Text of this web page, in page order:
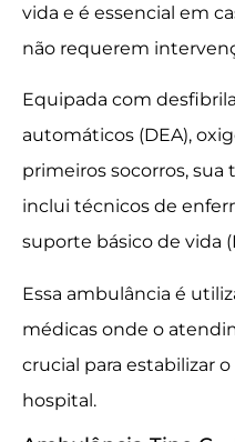
vida e é essencial em
não requerem
Equipada com
automáticos (DEA),
primeiros socorros,
inclui técnicos de
suporte básico de vida
Essa ambulância é
médicas onde o
crucial para estabilizar
hospital.